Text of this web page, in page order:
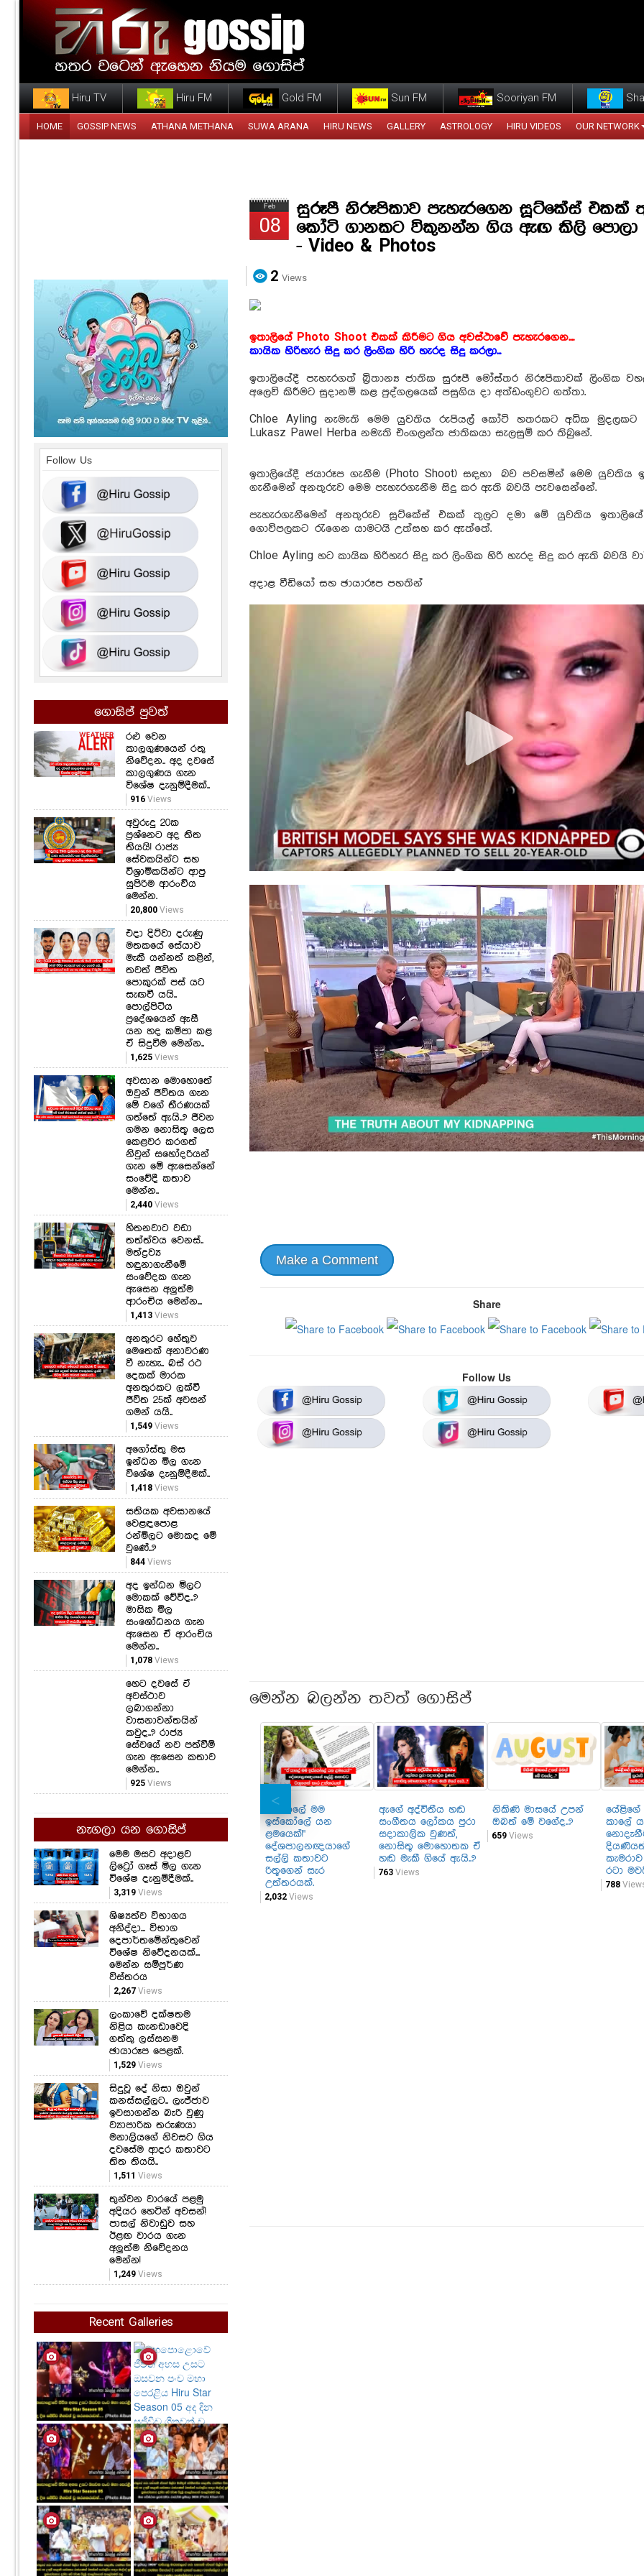
Hiru TV Hiru FM Gold FM Sun FM Sooriyan FM
HOME GOSSIP NEWS ATHANA METHANA SUWA ARANA HIRU NEWS GALLERY ASTROLOGY HIRU VIDEOS OUR NETWORK
Feb
08
සුරූපී නිරූපිකාව පැහැරගෙන සූට්කේස් එකක්
කෝටි ගානකට විකුනන්න ගිය ඇඟ කිලි පොලා
- Video & Photos
2 Views
ඉතාලියේ Photo Shoot එකක් කිරීමට ගිය අවස්ථාවේ පැහැරගෙන....
කායික හිරිහැර සිදු කර ලිංගික හිරි හැරද සිදු කරලා...
ඉතාලියේදී පැහැරගත් බ්‍රිතාන්‍ය ජාතික සුරූපී මෝස්‌තර නිරූපිකාවක් ලිංගික
අලෙවි කිරීමට සුදානම් කළ පුද්ගලයෙක් පසුගිය දා අත්ඩංගුවට ගත්තා.
Chloe Ayling නැමැති මෙම යුවතිය රුපියල් කෝටි හතරකට අධික මුදලකට
Lukasz Pawel Herba නමැති එංගලන්ත ජාතිකයා සැලසුම් කර තිබුනේ.
ඉතාලියේදී ජයාරූප ගැනීම (Photo Shoot) සඳහා බව පවසමින් මෙම යුවතිය
ගැනීමෙන් අනතුරුව මෙම පැහැරගැනීම සිදු කර ඇති බවයි පැවසෙන්නේ.
පැහැරගැනීමෙන් අනතුරුව සූට්කේස් එකක් තුලට දමා මේ යුවතිය ඉතාලියේ
ගොවිපලකට රැගෙන යාමටයි උත්සහ කර ඇත්තේ.
Chloe Ayling හට කායික හිරිහැර සිදු කර ලිංගික හිරි හැරද සිදු කර ඇති බවයි
අදාළ වීඩියෝ සහ ඡායාරූප පහතින්
Make a Comment
Share
Follow Us
මෙන්න බලන්න තවත් ගොසිප්
"ඒ කාලේ මම
ඉස්කෝලේ යන
ළමයෙක්!"
දේශපාලනඥයාගේ
සල්ලි කතාවට
රිතූගෙන් සැර
උත්තරයක්.
2,032 Views
ඇගේ අද්විතීය හඬ
සංගීතය ලෝකය පුරා
සදාකාලික වුණත්,
නොසිතූ මොහොතක ඒ
හඬ මැකී ගියේ ඇයි..?
763 Views
නිකිණි මාසයේ උපන්
ඔබත් මේ වගේද..?
659 Views
කාලේ
රටා
788
Follow Us
ගොසිප් පුවත්
රළු වෙන
කාලගුණයෙන් රතු
නිවේදන.. අද දවසේ
කාලගුණය ගැන
විශේෂ දැනුම්දීමක්..
916Views
අවුරුදු 20ක
ප්‍රශ්නෙට අද තිත
තියයි! රාජ්‍ය
සේවකයින්ට සහ
විශ්‍රාමිකයින්ට ආපු
සුපිරිම ආරංචිය
මෙන්න.
20,800Views
එදා දිට්වා දරුණු
මතකයේ සේයාව
මැකී යන්නත් කළින්,
තවත් ජීවිත
පොකුරක් පස් යට
සැඟවී යයි..
පොල්පිටිය
ප්‍රදේශයෙන් ඇසී
යන හද කම්පා කළ
ඒ සිදුවීම මෙන්න..
1,625Views
අවසාන මොහොතේ
ඔවුන් ජීවිතය ගැන
මේ වගේ තීරණයක්
ගත්තේ ඇයි..? ජීවන
ගමන නොසිතූ ලෙස
කෙළවර කරගත්
නිවුන් සහෝදරියන්
ගැන මේ ඇසෙන්නේ
සංවේදී කතාව
මෙන්න..
2,440Views
හිතනවාට වඩා
තත්ත්වය වෙනස්..
මත්ද්‍රව්‍ය
හඳුනාගැනීමේ
සංවේදක ගැන
ඇසෙන අලුත්ම
ආරංචිය මෙන්න...
1,413Views
අනතුරට හේතුව
මෙතෙක් අනාවරණ
වී නැහැ.. බස් රථ
දෙකක් මාරක
අනතුරකට ලක්වී
ජීවිත 25ක් අවසන්
ගමන් යයි..
1,549Views
අගෝස්තු මස
ඉන්ධන මිල ගැන
විශේෂ දැනුම්දීමක්..
1,418Views
සතියක අවසානයේ
වෙළඳපොළ
රන්මිලට මොකද මේ
වුණේ..?
844Views
අද ඉන්ධන මිලට
මොකක් වේවිද..?
මාසික මිල
සංශෝධනය ගැන
ඇසෙන ඒ ආරංචිය
මෙන්න..
1,078Views
හෙට දවසේ ඒ
අවස්ථාව
ලබාගන්නා
වාසනාවන්තයින්
කවුද..? රාජ්‍ය
සේවයේ නව පත්වීම්
ගැන ඇසෙන කතාව
මෙන්න..
925Views
නැගලා යන ගොසිප්
මෙම මසට අදාළව
ලිට්‍රෝ ගෑස් මිල ගැන
විශේෂ දැනුම්දීමක්..
3,319 Views
ශිෂ්‍යත්ව විභාගය
අනිද්දා... විභාග
දෙපාර්තමේන්තුවෙන්
විශේෂ නිවේදනයක්...
මෙන්න සම්පූර්ණ
විස්තරය
2,267 Views
ලංකාවේ දක්ෂතම
නිළිය කැනඩාවෙදි
ගත්තු ලස්සනම
ඡායාරූප පෙළක්.
1,529 Views
සිදුවූ දේ නිසා ඔවුන්
කනස්සල්ලට.. ලැජ්ජාව
ඉවසාගන්න බැරි වුණු
ව්‍යාපාරික තරුණයා
මනාලියගේ නිවසට ගිය
දවසේම ආදර කතාවට
තිත තියයි..
1,511 Views
තුන්වන වාරයේ පළමු
අදියර හෙටින් අවසන්!
පාසල් නිවාඩුව සහ
ඊළඟ වාරය ගැන
අලුත්ම නිවේදනය
මෙන්න!
1,249 Views
Recent Galleries